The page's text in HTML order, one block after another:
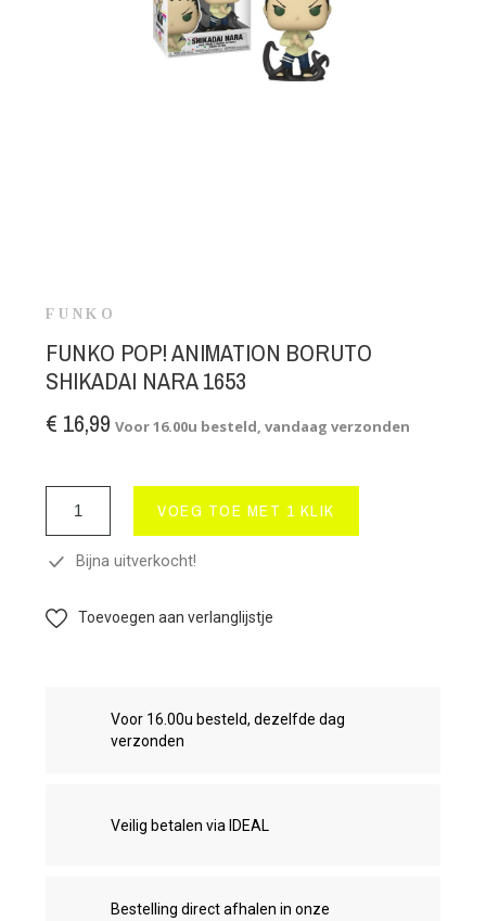
FUNKO
FUNKO POP! ANIMATION BORUTO
SHIKADAI NARA 1653
€ 16,99 Voor 16.00u besteld, vandaag verzonden
VOEG TOE MET 1 KLIK
Bijna uitverkocht!
Toevoegen aan verlanglijstje
Voor 16.00u besteld, dezelfde dag
verzonden
Veilig betalen via IDEAL
Bestelling direct afhalen in onze